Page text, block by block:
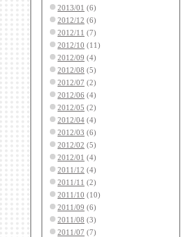
2013/01 (6)
2012/12 (6)
2012/11 (7)
2012/10 (11)
2012/09 (4)
2012/08 (5)
2012/07 (2)
2012/06 (4)
2012/05 (2)
2012/04 (4)
2012/03 (6)
2012/02 (5)
2012/01 (4)
2011/12 (4)
2011/11 (2)
2011/10 (10)
2011/09 (6)
2011/08 (3)
2011/07 (7)